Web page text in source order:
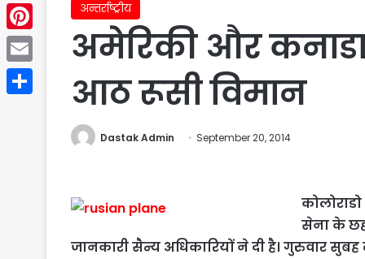
अन्तर्राष्ट्रीय
अमेरिकी और
आठ रूसी विमान
Dastak Admin September 20, 2014
सेना के छह
जानकारी सैन्य अधिकारियों ने दी है। गुरुवार
WhatsApp
Pinterest
Email